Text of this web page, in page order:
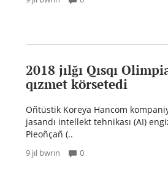
2018 jılğı Qısqı
qızmet körsetedi
Oñtüstik Koreya Hancom
jasandı intellekt tehnikası (AI)
Pieoñçañ (..
9 jıl bwrın 0